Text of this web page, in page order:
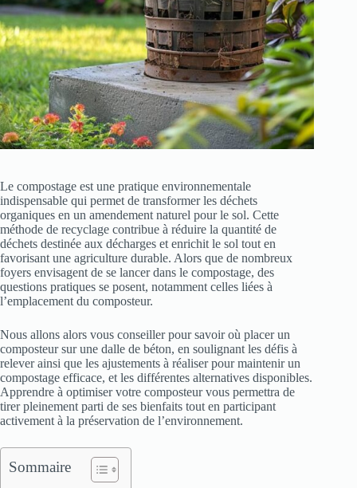
Le compostage est une pratique environnementale
indispensable qui permet de transformer les déchets
organiques en un amendement naturel pour le sol. Cette
méthode de recyclage contribue à réduire la quantité de
déchets destinée aux décharges et enrichit le sol tout en
favorisant une agriculture durable. Alors que de nombreux
foyers envisagent de se lancer dans le compostage, des
questions pratiques se posent, notamment celles liées à
l’emplacement du composteur.
Nous allons alors vous conseiller pour savoir où placer un
composteur sur une dalle de béton, en soulignant les défis à
relever ainsi que les ajustements à réaliser pour maintenir un
compostage efficace, et les différentes alternatives disponibles.
Apprendre à optimiser votre composteur vous permettra de
tirer pleinement parti de ses bienfaits tout en participant
activement à la préservation de l’environnement.
Sommaire